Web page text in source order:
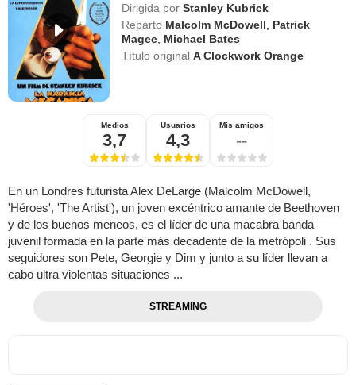
Dirigida por Stanley Kubrick
Reparto Malcolm McDowell
Patrick
Magee Michael Bates
Título originalA Clockwork Orange
Medios
3,7
Usuarios
4,3
Mis amigos
--
En un Londres futurista Alex DeLarge (Malcolm McDowell,
'Héroes', 'The Artist'), un joven excéntrico amante de Beethoven
y de los buenos meneos, es el líder de una macabra banda
juvenil formada en la parte más decadente de la metrópoli . Sus
seguidores son Pete, Georgie y Dim y junto a su líder llevan a
cabo ultra violentas situaciones ...
STREAMING